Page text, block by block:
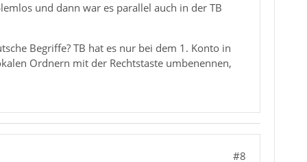
und dann war es parallel auch in der TB
Begriffe? TB hat es nur bei dem 1. Konto in
Ordnern mit der Rechtstaste umbenennen,
#8